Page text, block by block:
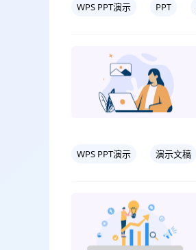
WPS PPT演示 PPT
WPS PPT演示 演示文稿